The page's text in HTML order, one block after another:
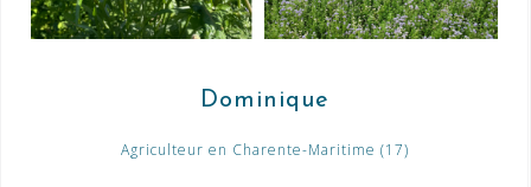
Dominique
Agriculteur en Charente-Maritime (17)